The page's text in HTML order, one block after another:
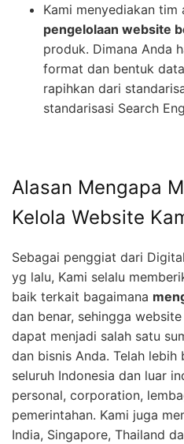
Kami menyediakan
pengelolaan website
produk. Dimana Anda
format dan bentuk
rapihkan dari
standarisasi Search
Alasan Mengapa
Kelola Website
Sebagai penggiat dari
yg lalu, Kami selalu
baik terkait bagaimana
dan benar, sehingga
dapat menjadi salah satu
dan bisnis Anda. Telah
seluruh Indonesia dan luar
personal, corporation,
pemerintahan. Kami juga
India, Singapore, Thailand